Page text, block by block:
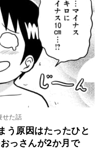
せた話
う原因はたったひと
っさんが2か月で